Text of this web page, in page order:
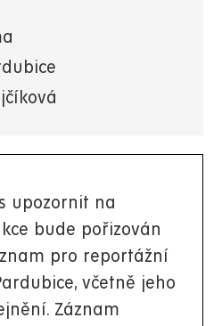
upozornit na
bude pořizován
pro reportážní
včetně jeho
Záznam